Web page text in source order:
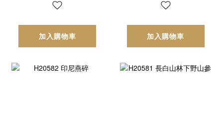
加入購物車 加入購物車